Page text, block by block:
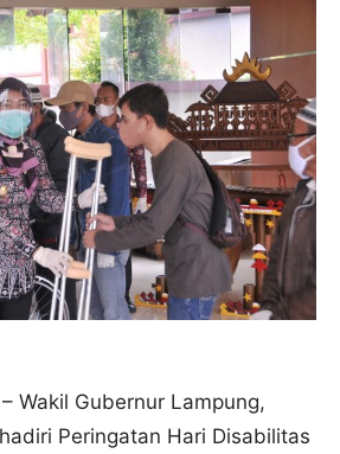
Wakil Gubernur Lampung,
Peringatan Hari Disabilitas